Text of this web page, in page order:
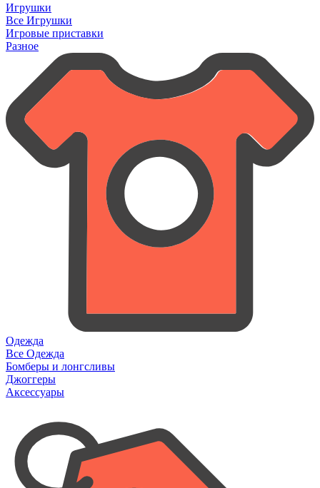
Игрушки
Все Игрушки
Игровые приставки
Разное
Одежда
Все Одежда
Бомберы и лонгсливы
Джоггеры
Аксессуары